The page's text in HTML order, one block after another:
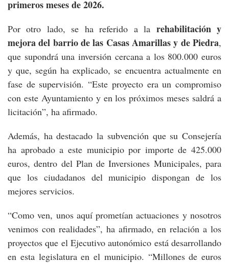
primeros meses de 2026.
Por otro lado, se ha referido a la rehabilitación y
mejora del barrio de las Casas Amarillas y de Piedra,
que supondrá una inversión cercana a los 800.000 euros
y que, según ha explicado, se encuentra actualmente en
fase de supervisión. “Este proyecto era un compromiso
con este Ayuntamiento y en los próximos meses saldrá a
licitación”, ha afirmado.
Además, ha destacado la subvención que su Consejería
ha aprobado a este municipio por importe de 425.000
euros, dentro del Plan de Inversiones Municipales, para
que los ciudadanos del municipio dispongan de los
mejores servicios.
“Como ven, unos aquí prometían actuaciones y nosotros
venimos con realidades”, ha afirmado, en relación a los
proyectos que el Ejecutivo autonómico está desarrollando
en esta legislatura en el municipio. “Millones de euros